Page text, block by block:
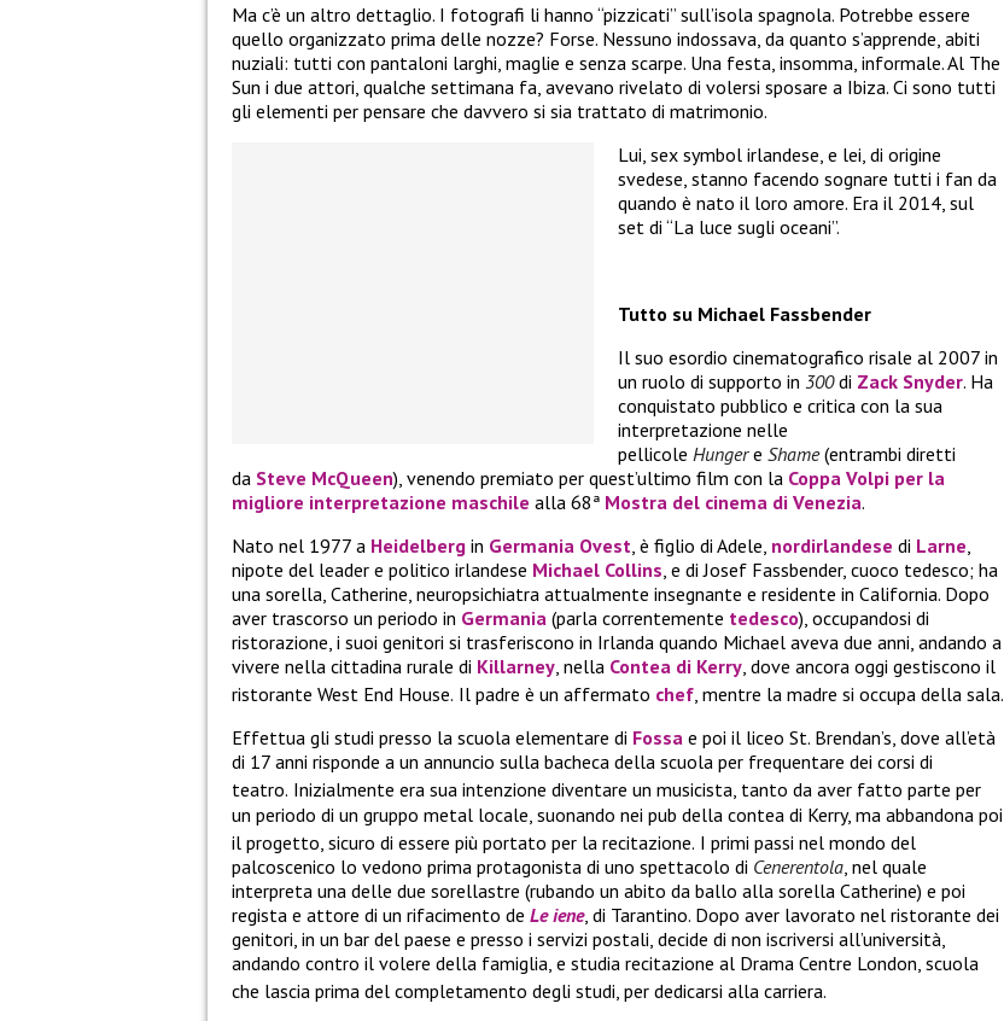
Ma c’è un altro dettaglio. I fotografi li hanno “pizzicati” sull’isola spagnola. Potrebbe essere
quello organizzato prima delle nozze? Forse. Nessuno indossava, da quanto s’apprende, abiti
nuziali: tutti con pantaloni larghi, maglie e senza scarpe. Una festa, insomma, informale. Al The
Sun i due attori, qualche settimana fa, avevano rivelato di volersi sposare a Ibiza. Ci sono tutti
gli elementi per pensare che davvero si sia trattato di matrimonio.
Lui, sex symbol irlandese, e lei, di origine
svedese, stanno facendo sognare tutti i fan da
quando è nato il loro amore. Era il 2014, sul
set di “La luce sugli oceani”.
Tutto su Michael Fassbender
Il suo esordio cinematografico risale al 2007 in
un ruolo di supporto in 300di Zack Snyder. Ha
conquistato pubblico e critica con la sua
interpretazione nelle
pellicole Hungere Shame(entrambi diretti
da Steve McQueen), venendo premiato per quest’ultimo film con la Coppa Volpi per la
migliore interpretazione maschile alla 68ª Mostra del cinema di Venezia.
Nato nel 1977 a Heidelberg in Germania Ovest , è figlio di Adele, nordirlandese di Larne
nipote del leader e politico irlandese Michael Collins , e di Josef Fassbender, cuoco tedesco; ha
una sorella, Catherine, neuropsichiatra attualmente insegnante e residente in California. Dopo
aver trascorso un periodo in Germania (parla correntemente tedesco), occupandosi di
ristorazione, i suoi genitori si trasferiscono in Irlanda quando Michael aveva due anni, andando a
vivere nella cittadina rurale di Killarney , nella Contea di Kerry , dove ancora oggi gestiscono il
ristorante West End House. Il padre è un affermato chef, mentre la madre si occupa della sala.
Effettua gli studi presso la scuola elementare di Fossa e poi il liceo St. Brendan’s, dove all’età
di 17 anni risponde a un annuncio sulla bacheca della scuola per frequentare dei corsi di
teatro. Inizialmente era sua intenzione diventare un musicista, tanto da aver fatto parte per
un periodo di un gruppo metal locale, suonando nei pub della contea di Kerry, ma abbandona poi
il progetto, sicuro di essere più portato per la recitazione. I primi passi nel mondo del
palcoscenico lo vedono prima protagonista di uno spettacolo di Cenerentola , nel quale
interpreta una delle due sorellastre (rubando un abito da ballo alla sorella Catherine) e poi
regista e attore di un rifacimento de Le iene, di Tarantino. Dopo aver lavorato nel ristorante dei
genitori, in un bar del paese e presso i servizi postali, decide di non iscriversi all’università,
andando contro il volere della famiglia, e studia recitazione al Drama Centre London, scuola
che lascia prima del completamento degli studi, per dedicarsi alla carriera.